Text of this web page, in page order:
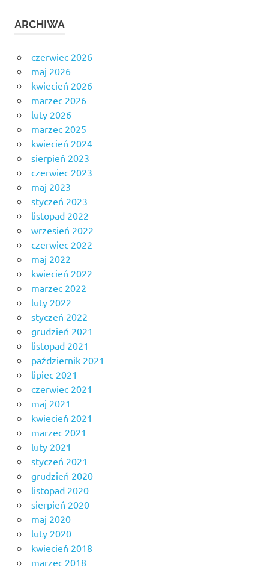
ARCHIWA
czerwiec 2026
maj 2026
kwiecień 2026
marzec 2026
luty 2026
marzec 2025
kwiecień 2024
sierpień 2023
czerwiec 2023
maj 2023
styczeń 2023
listopad 2022
wrzesień 2022
czerwiec 2022
maj 2022
kwiecień 2022
marzec 2022
luty 2022
styczeń 2022
grudzień 2021
listopad 2021
październik 2021
lipiec 2021
czerwiec 2021
maj 2021
kwiecień 2021
marzec 2021
luty 2021
styczeń 2021
grudzień 2020
listopad 2020
sierpień 2020
maj 2020
luty 2020
kwiecień 2018
marzec 2018